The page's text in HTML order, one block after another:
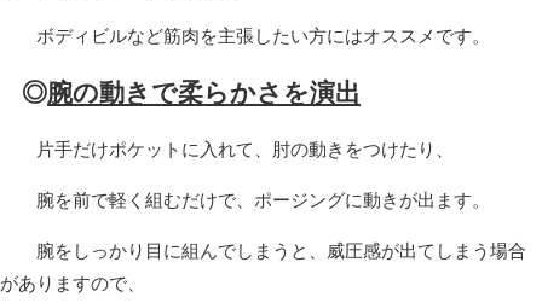
ボディビルなど筋肉を主張したい方にはオススメです。
◎腕の動きで柔らかさを演出
片手だけポケットに入れて、肘の動きをつけたり、
腕を前で軽く組むだけで、ポージングに動きが出ます。
腕をしっかり目に組んでしまうと、威圧感が出てしまう場合
がありますので、